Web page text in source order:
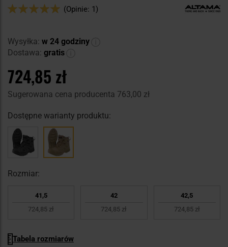
Ocena:
(Opinie: 1)
Wysyłka: w 24 godziny
Dostawa: gratis
724,85 zł
Sugerowana cena producenta 763,00 zł
Dostępne warianty produktu:
Rozmiar:
41,5
724,85 zł
42
724,85 zł
42,5
724,85 zł
Tabela rozmiarów